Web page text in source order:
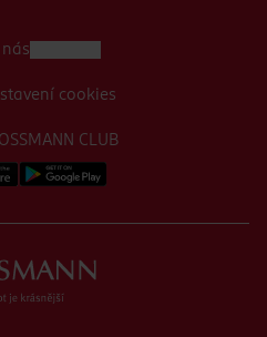
CLUB
cookies